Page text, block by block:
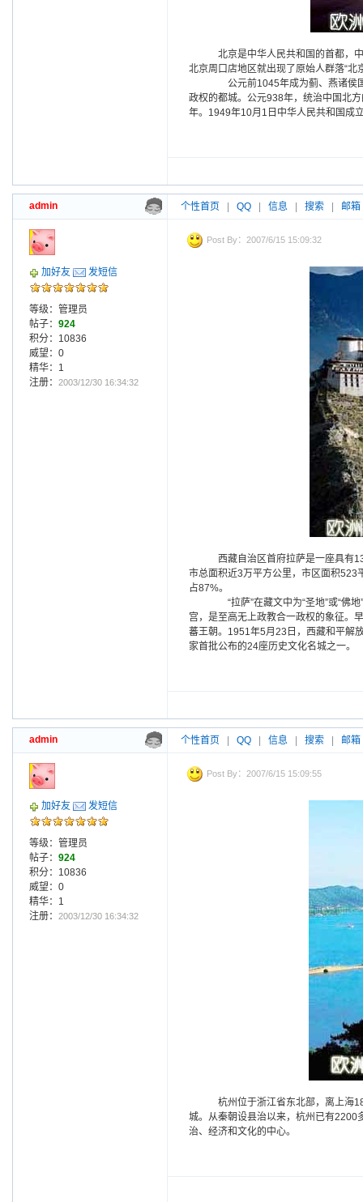
北京是中华人民共和国的首都，
北京周口店地区就出现了原始人群落“北
公元前1045年成为蓟、燕诸侯
政权的都城。公元938年，统治中国北
年。1949年10月1日中华人民共和国成
admin 个性首页 QQ 信息 搜索 邮箱
加好友 发短信
等级：管理员
帖子： 924
积分：10836
威望：0
精华：1
注册： 2003/12/30 16:34:32
Post By：2007/6/15 15:09:32
西藏自治区首府拉萨是一座具有
市总面积近3万平方公里，市区面积523
占87%。
“拉萨”在藏文中为“圣地”或“佛地
宫，是至高无上政教合一政权的象征。
蕃王朝。1951年5月23日，西藏和平解
家首批公布的24座历史文化名城之一。
admin 个性首页 QQ 信息 搜索 邮箱
加好友 发短信
等级：管理员
帖子： 924
积分：10836
威望：0
精华：1
注册： 2003/12/30 16:34:32
Post By：2007/6/15 15:09:55
杭州位于浙江省东北部，离上海
城。从秦朝设县治以来，杭州已有2200
治、经济和文化的中心。